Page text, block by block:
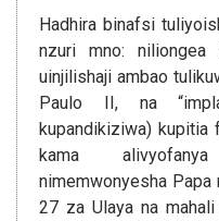
Hadhira binafsi
nzuri mno:
uinjilishaji ambao
Paulo II, na
kupandikiziwa) kupitia
kama
nimemwonyesha Papa
27 za Ulaya na